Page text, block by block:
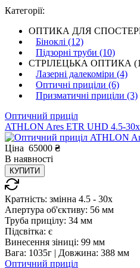
Категорії:
ОПТИКА ДЛЯ
Біноклі (12)
Підзорні труби (10)
СТРІЛЕЦЬКА ОПТИКА
Лазерні далекоміри (4)
Оптичні приціли (6)
Призматичні приціли (3)
Оптичний приціл
ATHLON Ares ETR UHD 4.5-
Ціна 65000 ₴
В наявності
КУПИТИ
Кратність: змінна 4.5 - 30x
Апертура об'єктиву: 56 мм
Труба прицілу: 34 мм
Підсвітка: є
Винесення зіниці: 99 мм
Вага: 1035г | Довжина: 388 мм
Оптичний приціл